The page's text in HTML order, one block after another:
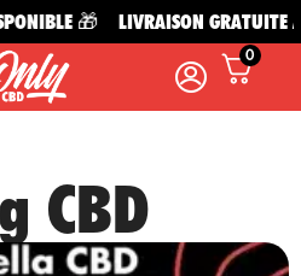
🎁 LIVRAISON GRATUITE À
0
CBD